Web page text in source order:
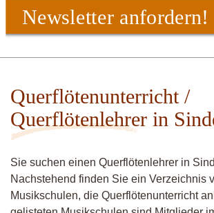
Newsletter anfordern!
Querflötenunterricht /
Querflötenlehrer in
Sie suchen einen Querflötenlehrer in
Nachstehend finden Sie ein Verzeichnis
Musikschulen, die Querflötenunterricht